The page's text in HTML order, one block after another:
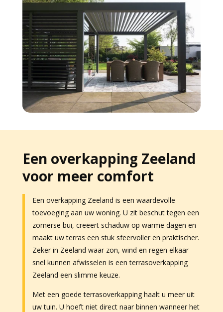
Een overkapping Zeeland
voor meer comfort
Een overkapping Zeeland is een waardevolle
toevoeging aan uw woning. U zit beschut tegen een
zomerse bui, creëert schaduw op warme dagen en
maakt uw terras een stuk sfeervoller en praktischer.
Zeker in Zeeland waar zon, wind en regen elkaar
snel kunnen afwisselen is een terrasoverkapping
Zeeland een slimme keuze.
Met een goede terrasoverkapping haalt u meer uit
uw tuin. U hoeft niet direct naar binnen wanneer het